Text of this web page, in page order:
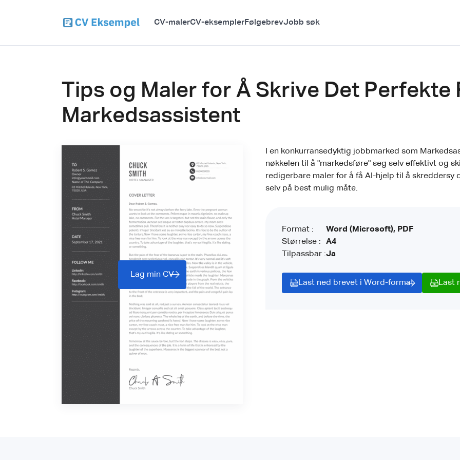
CV-malerCV-eksemplerFølgebrevJobb søk
Tips og Maler for Å Skrive Det Perfekte
Markedsassistent
Lag min CV
I en konkurransedyktig jobbmarked som
nøkkelen til å "markedsføre" seg selv effektivt og
redigerbare maler for å få AI-hjelp til å
selv på best mulig måte.
Format :
Størrelse :
Tilpassbar :
Word (Microsoft), PDF
A4
Ja
Last ned brevet i Word-format Last